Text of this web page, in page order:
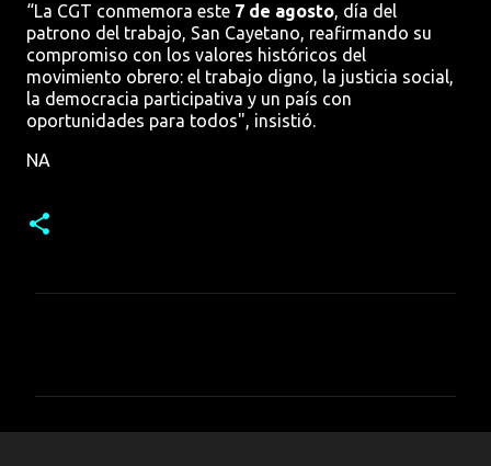
“La CGT conmemora este 7 de agosto, día del
patrono del trabajo, San Cayetano, reafirmando su
compromiso con los valores históricos del
movimiento obrero: el trabajo digno, la justicia social,
la democracia participativa y un país con
oportunidades para todos", insistió.
NA